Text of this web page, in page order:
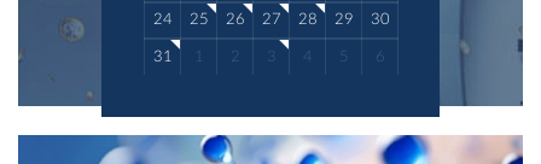
24 25 26 27 28 29 30
31 1 2 3 4 5 6